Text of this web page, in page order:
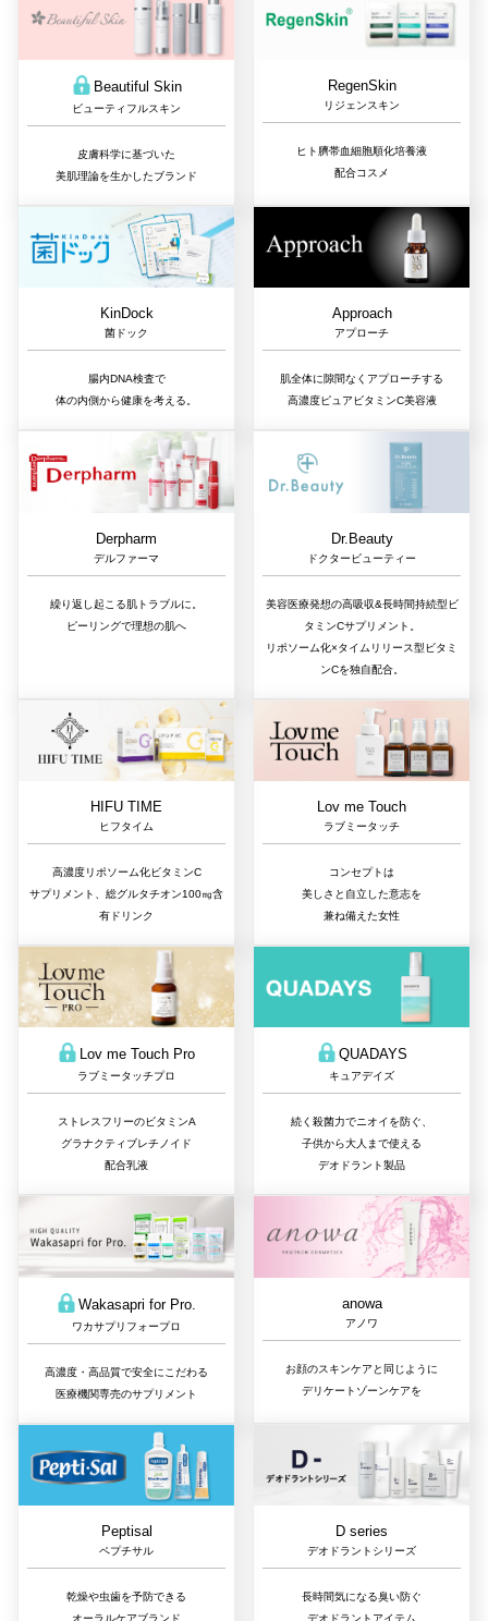
Beautiful Skin
ビューティフルスキン
皮膚科学に基づいた
美肌理論を生かしたブランド
RegenSkin
リジェンスキン
ヒト臍帯血細胞順化培養液
配合コスメ
KinDock
菌ドック
腸内DNA検査で
体の内側から健康を考える。
Approach
アプローチ
肌全体に隙間なくアプローチする
高濃度ピュアビタミンC美容液
Derpharm
デルファーマ
繰り返し起こる肌トラブルに。
ピーリングで理想の肌へ
Dr.Beauty
ドクタービューティー
美容医療発想の高吸収&長時間持続型ビ
タミンCサプリメント。
リポソーム化×タイムリリース型ビタミ
ンCを独自配合。
HIFU TIME
ヒフタイム
高濃度リポソーム化ビタミンC
サプリメント、総グルタチオン100㎎含
有ドリンク
Lov me Touch
ラブミータッチ
コンセプトは
美しさと自立した意志を
兼ね備えた女性
Lov me Touch Pro
ラブミータッチプロ
ストレスフリーのビタミンA
グラナクティブレチノイド
配合乳液
QUADAYS
キュアデイズ
続く殺菌力でニオイを防ぐ、
子供から大人まで使える
デオドラント製品
Wakasapri for Pro.
ワカサプリフォープロ
高濃度・高品質で安全にこだわる
医療機関専売のサプリメント
anowa
アノワ
お顔のスキンケアと同じように
デリケートゾーンケアを
Peptisal
ペプチサル
乾燥や虫歯を予防できる
オーラルケアブランド
D series
デオドラントシリーズ
長時間気になる臭い防ぐ
デオドラントアイテム